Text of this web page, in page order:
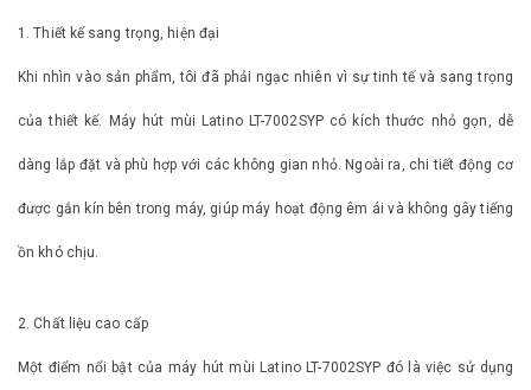
1. Thiết kế sang trọng, hiện đại
Khi nhìn vào sản phẩm, tôi đã phải ngạc nhiên vì sự tinh tế và sang trọng
của thiết kế. Máy hút mùi Latino LT-7002SYP có kích thước nhỏ gọn, dễ
dàng lắp đặt và phù hợp với các không gian nhỏ. Ngoài ra, chi tiết động cơ
được gắn kín bên trong máy, giúp máy hoạt động êm ái và không gây tiếng
ồn khó chịu.
2. Chất liệu cao cấp
Một điểm nổi bật của máy hút mùi Latino LT-7002SYP đó là việc sử dụng